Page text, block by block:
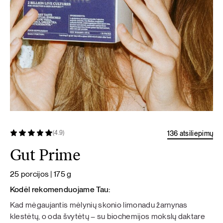
(4.9) 136 atsiliepimų
Gut Prime
25 porcijos | 175 g
Kodėl rekomenduojame Tau:
Kad mėgaujantis mėlynių skonio limonadu žarnynas
klestėtų, o oda švytėtų – su biochemijos mokslų daktare